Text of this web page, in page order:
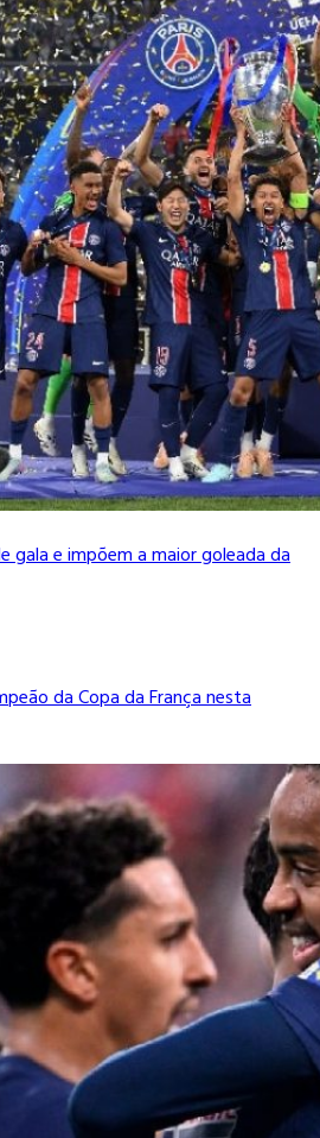
gala e impõem a maior goleada da
da Copa da França nesta